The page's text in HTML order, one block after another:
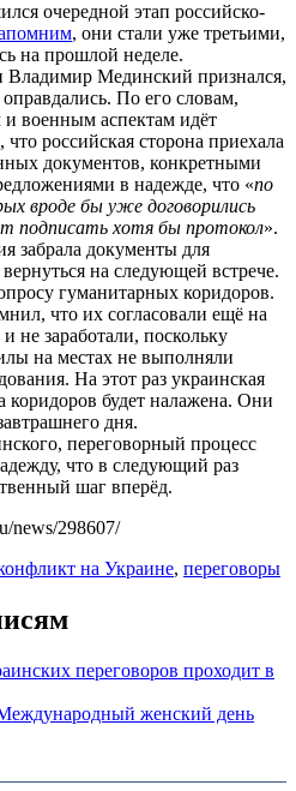
очередной этап российско-
, они стали уже третьими,
на прошлой неделе.
Владимир Мединский признался,
По его словам,
военным аспектам идёт
российская сторона приехала
документов, конкретными
в надежде, что «по
вроде бы уже договорились
подписать хотя бы протокол».
забрала документы для
на следующей встрече.
гуманитарных коридоров.
что их согласовали ещё на
не заработали, поскольку
на местах не выполняли
На этот раз украинская
коридоров будет налажена. Они
дня.
переговорный процесс
что в следующий раз
шаг вперёд.
news/298607/
на Украине, переговоры
переговоров проходит в
женский день